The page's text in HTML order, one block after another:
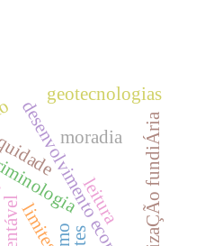
desenvolvimento econômico
leitura regularizaÇÃo fundiÁria
moradia
limites
geotecnologias